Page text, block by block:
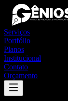
Serviços
Portfólio
Planos
Institucional
Contato
Orçamento